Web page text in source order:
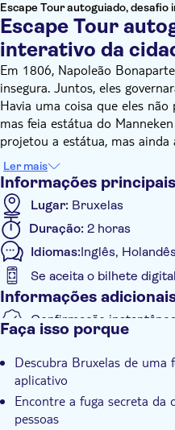
Escape Tour autoguiado,
Escape Tour
interativo da
Em 1806, Napoleão
insegura. Juntos, eles
Havia uma coisa que eles
mas feia estátua do
projetou a estátua, mas ainda
dela.
O espinho no olho tinha que
fazer a estátua desaparecer
designer furioso e ele atacou
estava mais seguro. Ele teve
Bruxelas. Você seguirá os
para escapar, assim como ele.
Encontre a passagem secreta
enquanto isso, encontre os
Você jogará o Escape Tour
aplicativo antes de começar a
horas. A tentativa de fuga
Ler mais
Informações principais
Lugar: Bruxelas
Duração: 2 horas
Idiomas:Inglês, Holandês
Se aceita o bilhete digital
Informações
Confirmação instantânea
Faça isso porque
Descubra Bruxelas de uma
aplicativo
Encontre a fuga secreta da
pessoas